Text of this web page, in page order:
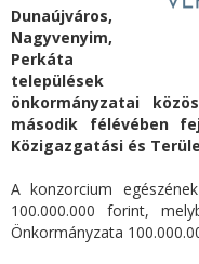
Dunaújváros,
Nagyvenyim,
Perkáta
települések
önkormányzatai
második félévében
Közigazgatási és
A konzorcium
100.000.000 forint,
Önkormányzata